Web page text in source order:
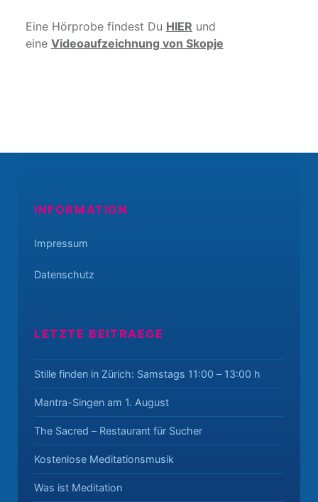
Eine Hörprobe findest Du HIER und
eine Videoaufzeichnung von Skopje
INFORMATION
Impressum
Datenschutz
LETZTE BEITRAEGE
Stille finden in Zürich: Samstags 11:00 – 13:00 h
Mantra-Singen am 1. August
The Sacred – Restaurant für Sucher
Kostenlose Meditationsmusik
Was ist Meditation